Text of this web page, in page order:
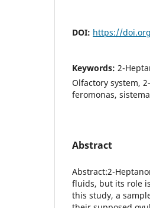
DOI: https://
Keywords: 2-
Olfactory system,
feromonas,
Abstract
Abstract:2-
fluids, but its role
this study, a